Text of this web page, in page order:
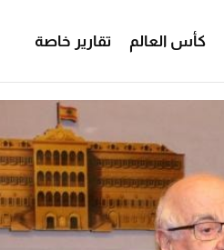
كأس العالم تقارير خاصة